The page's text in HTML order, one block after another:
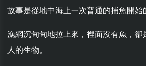
故事是從地中海上一次普通的捕魚開始
漁網沉甸甸地拉上來，裡面沒有魚，卻
人的生物。